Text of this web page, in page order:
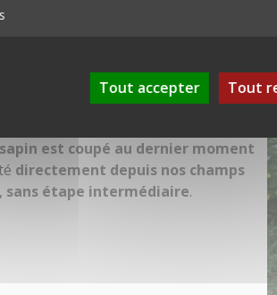
Tout accepter Tout
sapins de Scandinavie. Nos arbres
de leur cycle naturel, puis récoltés
la Région Nouvelle-Aquitaine, sans
logistiques.
est coupé au dernier moment
directement depuis nos champs
sans étape intermédiaire.